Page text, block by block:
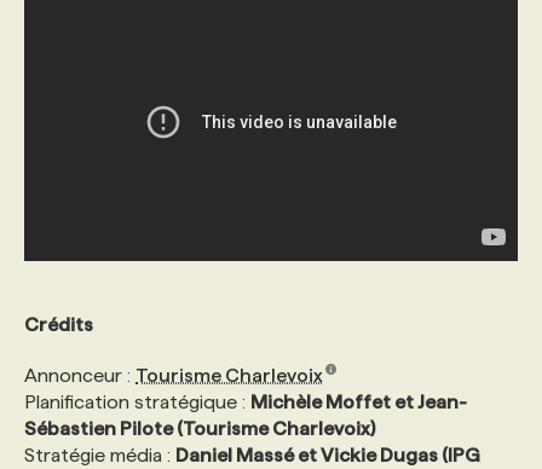
Crédits
Annonceur : Tourisme Charlevoix
Planification stratégique : Michèle Moffet et Jean-
Sébastien Pilote (Tourisme Charlevoix)
Stratégie média : Daniel Massé et Vickie Dugas (IPG